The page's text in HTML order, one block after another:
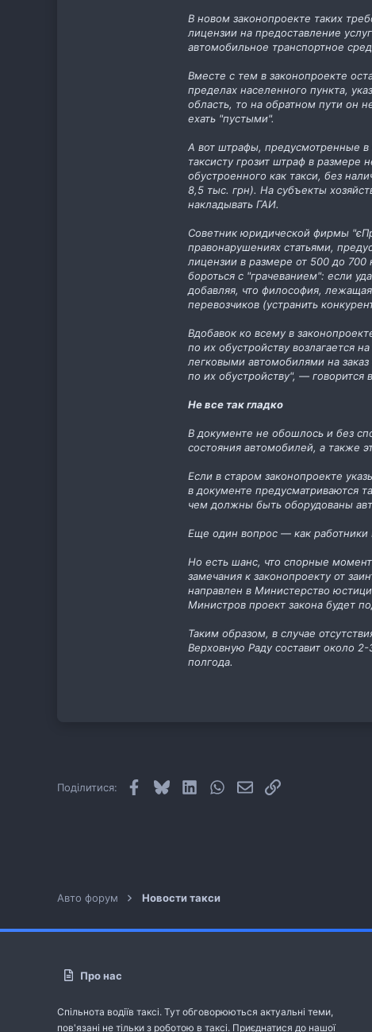
В новом законопроекте таких
лицензии на предоставление
автомобильное транспортное
Вместе с тем в законопроекте
пределах населенного пункта,
область, то на обратном пути он
ехать "пустыми".
А вот штрафы, предусмотренные в
таксисту грозит штраф в размере
обустроенного как такси, без
8,5 тыс. грн). На субъекты
накладывать ГАИ.
Советник юридической фирмы
правонарушениях статьями,
лицензии в размере от 500 до
бороться с "грачеванием": если
добавляя, что философия,
перевозчиков (устранить
Вдобавок ко всему в
по их обустройству возлагается
легковыми автомобилями на
по их обустройству", — говорится
Не все так гладко
В документе не обошлось и без
состояния автомобилей, а также
Если в старом законопроекте
в документе предусматриваются
чем должны быть оборудованы
Еще один вопрос — как работники
Но есть шанс, что спорные
замечания к законопроекту от
направлен в Министерство
Министров проект закона будет
Таким образом, в случае
Верховную Раду составит около
полгода.
Поділитися: Facebook
BlueskyLinkedInWhatsApp
E-mailПосилання
Авто форум Новости такси
Про нас
Спільнота водіїв таксі. Тут обговорюються актуальні теми,
пов'язані не тільки з роботою в таксі. Приєднатися до нашої